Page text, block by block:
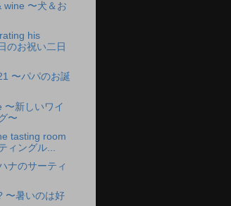
wine 〜犬＆お
his
のお祝い二日
〜パパのお誕
〜新しいワイ
〜
tasting room
ィングル...
ナのサーティ
〜暑いのは好